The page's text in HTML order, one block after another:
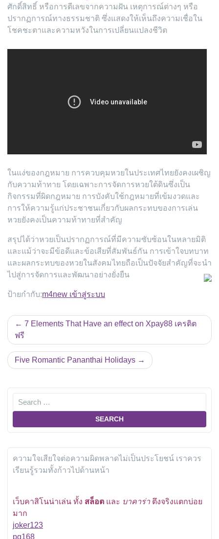
ศักดิ์สิทธิ์ หรือการตีเลขจากความฝัน เหตุการณ์ต่างๆ หรือ
ปรากฏการณ์ทางธรรมชาติ ซึ่งแสดงให้เห็นถึงความเชื่อใน
โชคชะตาและความหวังในการเปลี่ยนแปลงชีวิต
ในแง่ของกฎหมาย การควบคุมหวยในประเทศไทยยังคงเผชิญ
กับความท้าทาย โดยเฉพาะการจัดการหวยใต้ดินซึ่งเป็น
กิจกรรมที่ผิดกฎหมาย การบังคับใช้กฎหมายที่เข้มงวดและ
การให้ความรู้แก่ประชาชนเกี่ยวกับผลกระทบของการเล่น
หวยยังคงเป็นความท้าทายที่สำคัญ
สรุปได้ว่าหวยเป็นปรากฏการณ์ที่มีความซับซ้อนในหลายมิติ
และแม้ว่าจะมีข้อดีและข้อเสียที่สัมพันธ์กัน การเข้าใจบทบาท
และผลกระทบของหวยในสังคมไทยถือเป็นปัจจัยสำคัญที่จะนำ
ไปสู่การจัดการและพัฒนาอย่างยั่งยืน
ป้ายกำกับ:m4new เข้าสู่ระบบ
แนะแนว
เรื่อง
7 Elements That Have an effect on Xpay88 เครดิต
ฟรี
Five Romantic Pananthai Holidays
ความใจเสียใจต่อความผิดพลาดไม่เป็นประโยชน์ เราควร
เรียนรู้รวมทั้งก้าวไปด้านหน้า
เว็บคาสิโนน่าเล่น ทั้ง สล็อต และ บาคาร่า ตึงจริงแตกบ่อย
มาก
joker123
pg168